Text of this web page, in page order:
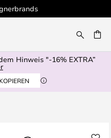
Hinweis "-16% EXTRA”
KOPIEREN